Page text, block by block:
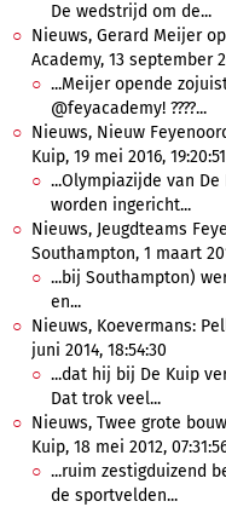
De wedstrijd om de...
Nieuws, Gerard Meijer
Academy, 13 september
...Meijer opende
@feyacademy! ????...
Nieuws, Nieuw
Kuip, 19 mei 2016, 19:20:51
...Olympiazijde van
worden ingericht...
Nieuws, Jeugdteams
Southampton, 1 maart
...bij Southampton)
en...
Nieuws, Koevermans:
juni 2014, 18:54:30
...dat hij bij De Kuip
Dat trok veel...
Nieuws, Twee grote
Kuip, 18 mei 2012,
...ruim zestigduizend
de sportvelden...